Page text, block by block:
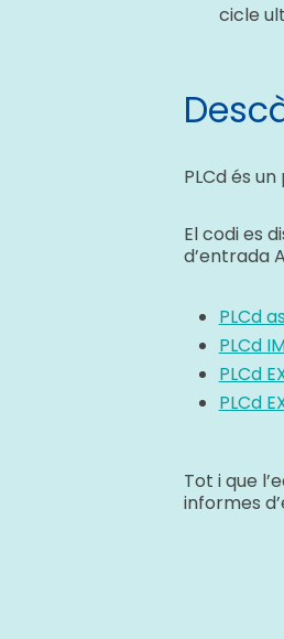
cicle
PLCd és
El codi es
d’entrada
PLCd
PLCd
PLCd
PLCd
Tot i que
informes